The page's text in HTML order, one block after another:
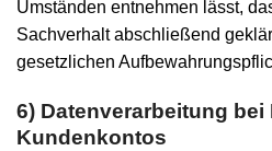
Umständen entnehmen lässt,
Sachverhalt abschließend
gesetzlichen
6) Datenverarbeitung
Kundenkontos